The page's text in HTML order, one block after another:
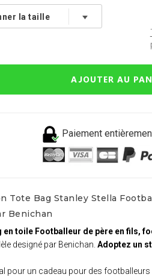
AJOUTER AU
Paiement
Tote Bag Stanley Stella
Benichan
en toile Footballeur de père en fils,
designé par Benichan. Adoptez un
pour un cadeau pour des footballeurs